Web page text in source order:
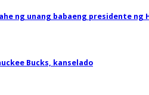
ng unang babaeng presidente ng
Bucks, kanselado